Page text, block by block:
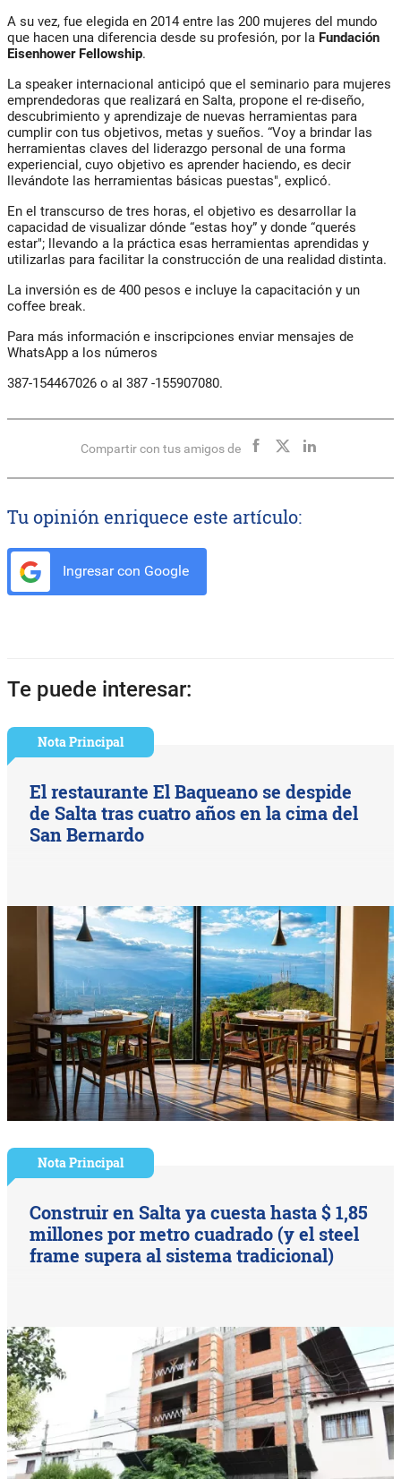
A su vez, fue elegida en 2014 entre las 200 mujeres del mundo
que hacen una diferencia desde su profesión, por la Fundación
Eisenhower Fellowship.
La speaker internacional anticipó que el seminario para mujeres
emprendedoras que realizará en Salta, propone el re-diseño,
descubrimiento y aprendizaje de nuevas herramientas para
cumplir con tus objetivos, metas y sueños. “Voy a brindar las
herramientas claves del liderazgo personal de una forma
experiencial, cuyo objetivo es aprender haciendo, es decir
llevándote las herramientas básicas puestas", explicó.
En el transcurso de tres horas, el objetivo es desarrollar la
capacidad de visualizar dónde “estas hoy” y donde “querés
estar"; llevando a la práctica esas herramientas aprendidas y
utilizarlas para facilitar la construcción de una realidad distinta.
La inversión es de 400 pesos e incluye la capacitación y un
coffee break.
Para más información e inscripciones enviar mensajes de
WhatsApp a los números
387-154467026 o al 387 -155907080.
Compartir con tus amigos de
Tu opinión enriquece este artículo:
Ingresar con Google
Te puede interesar:
Nota Principal
El restaurante El Baqueano se despide
de Salta tras cuatro años en la cima del
San Bernardo
Nota Principal
Construir en Salta ya cuesta hasta $ 1,85
millones por metro cuadrado (y el steel
frame supera al sistema tradicional)